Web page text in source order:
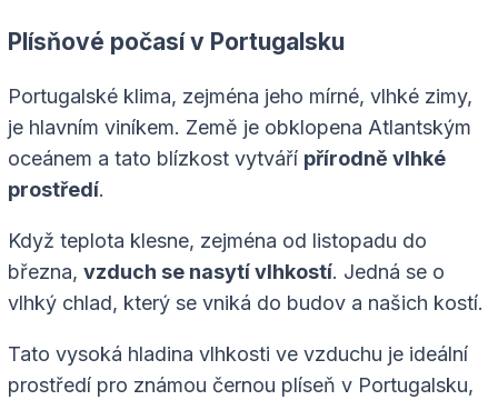
Plísňové počasí v Portugalsku
Portugalské klima, zejména jeho mírné, vlhké zimy,
je hlavním viníkem. Země je obklopena Atlantským
oceánem a tato blízkost vytváří přírodně vlhké
prostředí.
Když teplota klesne, zejména od listopadu do
března, vzduch se nasytí vlhkostí. Jedná se o
vlhký chlad, který se vniká do budov a našich kostí.
Tato vysoká hladina vlhkosti ve vzduchu je ideální
prostředí pro známou černou plíseň v Portugalsku,